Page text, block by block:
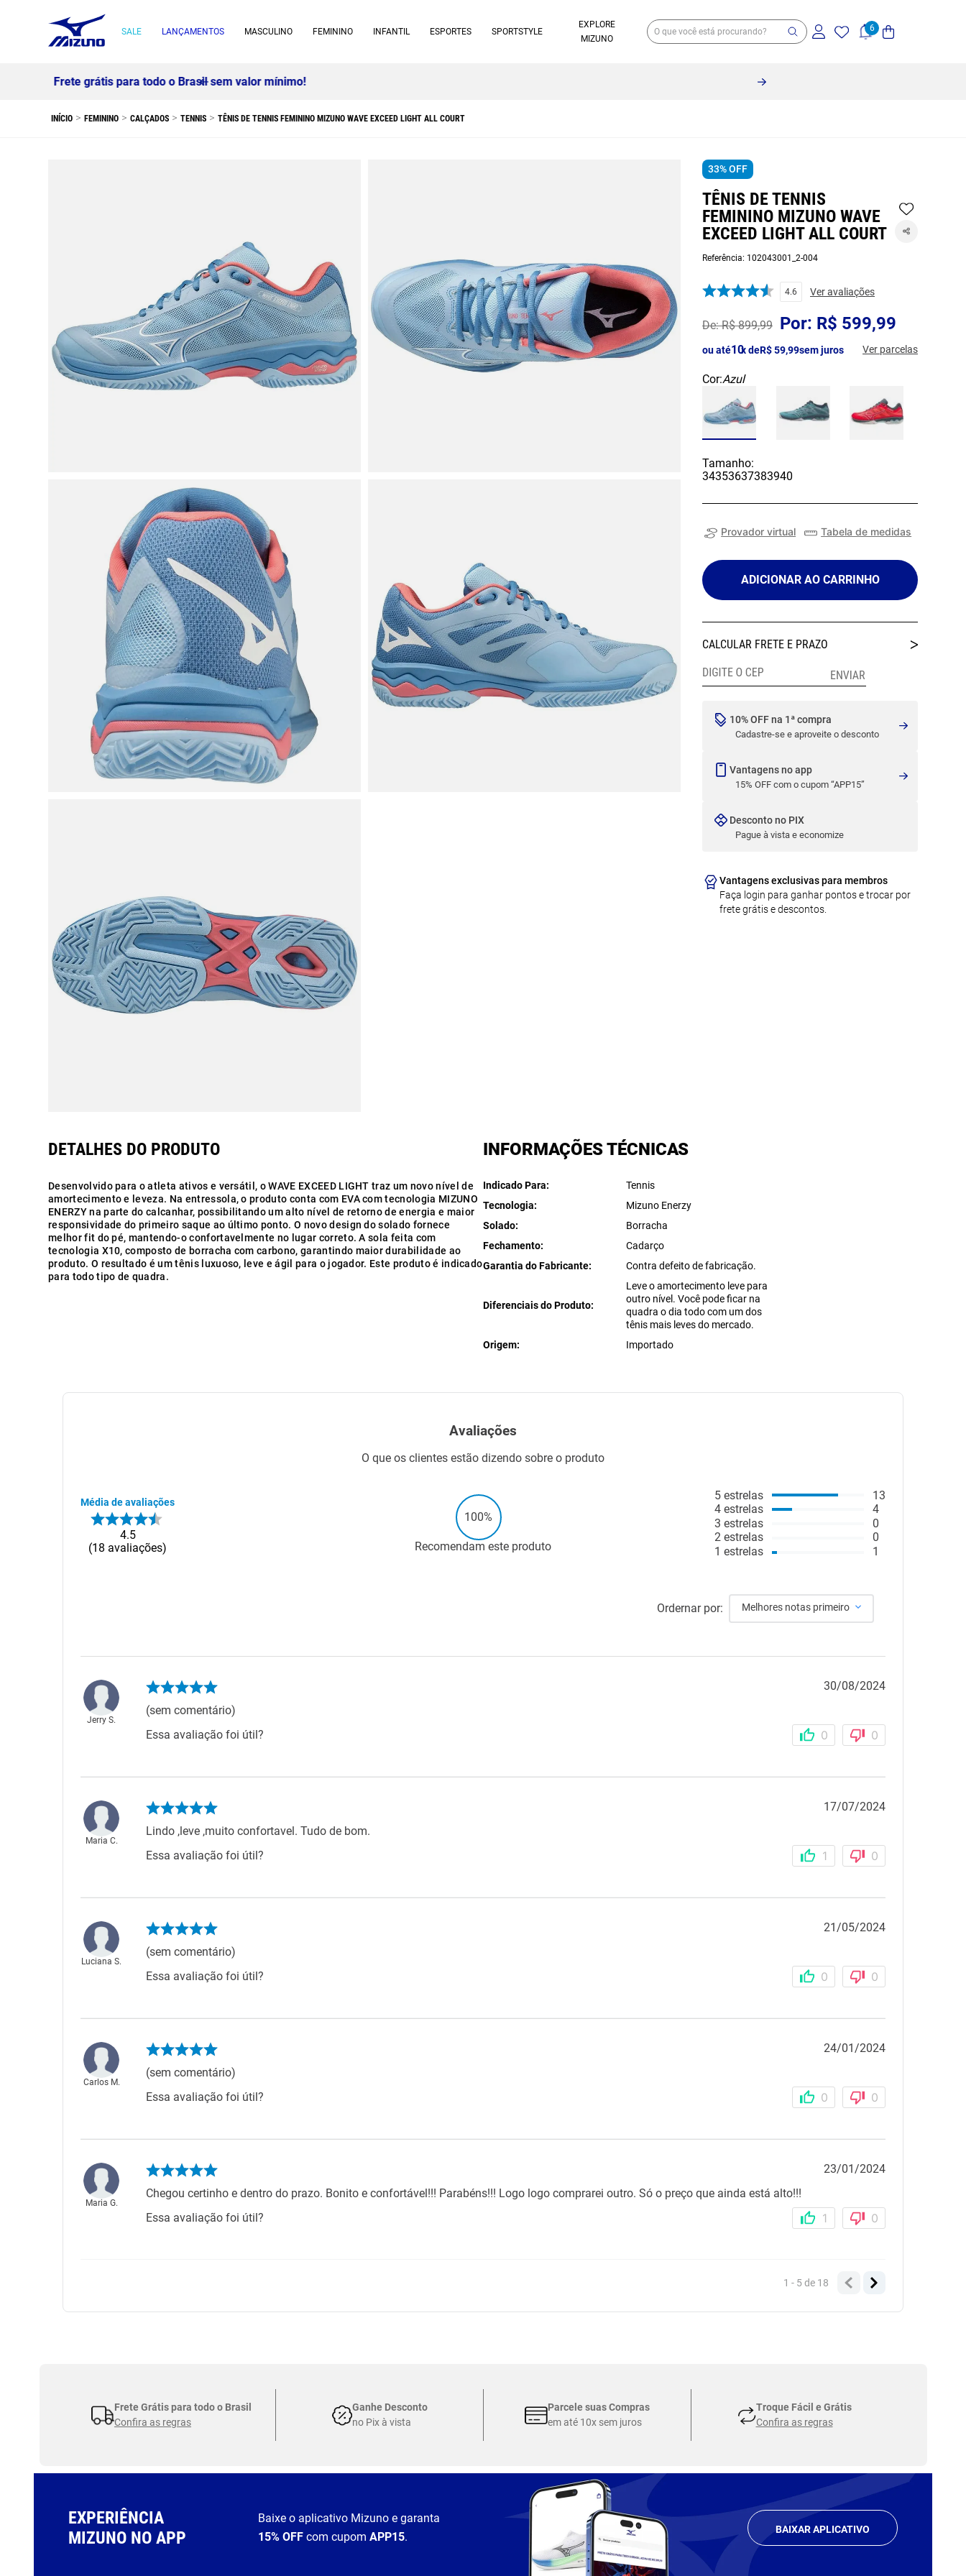
SALE LANÇAMENTOS MASCULINO FEMININO INFANTIL ESPORTES SPORTSTYLE
EXPLORE
MIZUNO
FEMININO CALÇADOS TENNIS TÊNIS DE TENNIS FEMININO MIZUNO WAVE EXCEED LIGHT ALL COURT
33%OFF
TÊNIS DE TENNIS
FEMININO MIZUNO WAVE
EXCEED LIGHT ALL COURT
Referência: 102043001_2-004
4.6 Ver avaliações
R$ 899,99 R$ 599,99
ou até10x deR$59,99sem juros Ver parcelas
Cor:Azul
Tamanho:
34353637383940
Provador virtual Tabela de medidas
ADICIONAR AO CARRINHO
10% OFF na 1ª compra
Cadastre-se e aproveite o desconto
Vantagens no app
15% OFF com o cupom “APP15”
Desconto no PIX
Pague à vista e economize
Vantagens exclusivas para membros
Faça login para ganhar pontos e trocar por
frete grátis e descontos.
Desenvolvido para o atleta ativos e versátil, o WAVE EXCEED LIGHT traz um novo nível de
amortecimento e leveza. Na entressola, o produto conta com EVA com tecnologia MIZUNO
ENERZY na parte do calcanhar, possibilitando um alto nível de retorno de energia e maior
responsividade do primeiro saque ao último ponto. O novo design do solado fornece
melhor fit do pé, mantendo-o confortavelmente no lugar correto. A sola feita com
tecnologia X10, composto de borracha com carbono, garantindo maior durabilidade ao
produto. O resultado é um tênis luxuoso, leve e ágil para o jogador. Este produto é indicado
para todo tipo de quadra.
INFORMAÇÕES TÉCNICAS
Indicado Para
Tennis
Tecnologia
Mizuno Enerzy
Solado
Borracha
Fechamento
Cadarço
Garantia do Fabricante
Contra defeito de fabricação.
Diferenciais do Produto
Leve o amortecimento leve para
outro nível. Você pode ficar na
quadra o dia todo com um dos
tênis mais leves do mercado.
Origem
Importado
Avaliações
O que os clientes estão dizendo sobre o produto
Média de avaliações
4.5
18 avaliações
100%
Recomendam este produto
5 estrelas
4 estrelas
3 estrelas
2 estrelas
1 estrelas
13
4
0
0
1
Ordernar por: Melhores notas primeiro
Jerry S.
30/08/2024
(sem comentário)
Essa avaliação foi útil?
0 0
Maria C.
17/07/2024
Lindo ,leve ,muito confortavel. Tudo de bom.
Essa avaliação foi útil?
1 0
Luciana S.
21/05/2024
(sem comentário)
Essa avaliação foi útil?
0 0
Carlos M.
24/01/2024
(sem comentário)
Essa avaliação foi útil?
0 0
Maria G.
23/01/2024
Chegou certinho e dentro do prazo. Bonito e confortável!!! Parabéns!!! Logo logo comprarei outro. Só o preço que ainda está alto!!!
Essa avaliação foi útil?
1 0
1 - 5de 18
Frete Grátis para todo o Brasil
Confira as regras
Ganhe Desconto
no Pix à vista
Parcele suas Compras
em até 10x sem juros
Troque Fácil e Grátis
Confira as regras
EXPERIÊNCIA
MIZUNO NO APP
Baixe o aplicativo Mizuno e garanta
15% OFF com cupomAPP15.
BAIXAR APLICATIVO